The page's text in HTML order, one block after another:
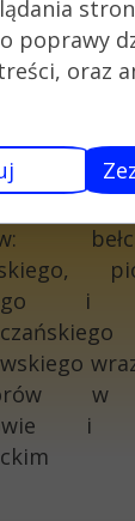
w
i
w
i
poprawy
oraz